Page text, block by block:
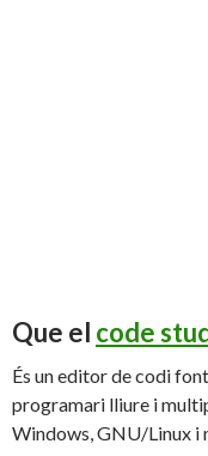
Que el code
És un editor de codi
programari lliure i
Windows, GNU/Linux i